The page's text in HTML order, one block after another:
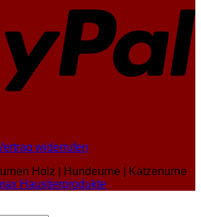
widerrufen
Holz | Hundeurne | Katzenurne
Haustierprodukte